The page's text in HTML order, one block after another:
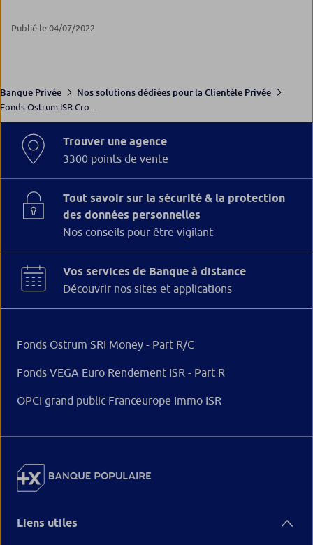
Publié le 04/07/2022
Banque Privée
Nos solutions dédiées pour la Clientèle Privée
Fonds Ostrum ISR Cro...
Trouver une agence
3300 points de vente
Tout savoir sur la sécurité & la protection
des données personnelles
Nos conseils pour être vigilant
Vos services de Banque à distance
Découvrir nos sites et applications
Fonds Ostrum SRI Money - Part R/C
Fonds VEGA Euro Rendement ISR - Part R
OPCI grand public Franceurope Immo ISR
Liens utiles